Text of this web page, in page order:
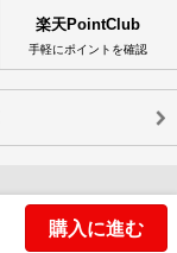
購入に進む
楽天PointClub
手軽にポイントを確認